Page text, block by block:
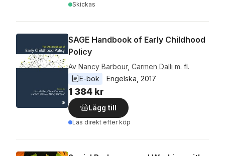
Skickas
SAGE Handbook of Early Childhood
Policy
Av Nancy Barbour, Carmen Dalli m. fl.
E-bok
Engelska, 2017
1 384 kr
Lägg till
Läs direkt efter köp